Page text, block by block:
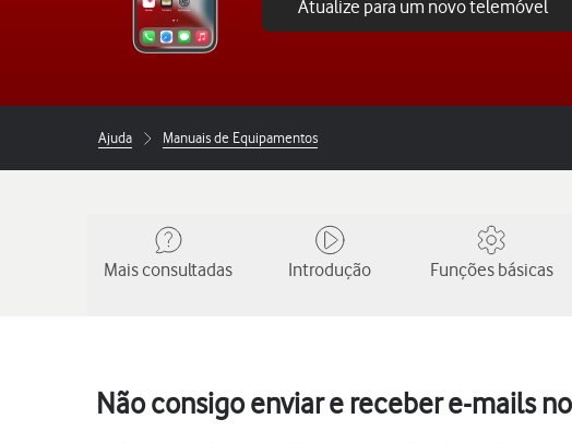
Atualize para um novo telemóvel
Ajuda Manuais de Equipamentos
Mais consultadas Introdução Funções básicas
Não consigo enviar e receber e-mails